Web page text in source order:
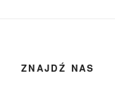
ZNAJDŹ NAS